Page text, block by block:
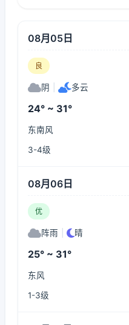
08月05日
良
阴 多云
24° ~ 31°
东南风
3-4级
08月06日
优
阵雨 晴
25° ~ 31°
东风
1-3级